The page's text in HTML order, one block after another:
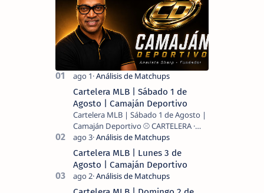
Cartelera MLB | Sábado 1 de
Agosto | Camaján Deportivo
Cartelera MLB | Sábado 1 de Agosto |
Camaján Deportivo ⚾ CARTELERA ·
Cartelera MLB | Lunes 3 de
Agosto | Camaján Deportivo